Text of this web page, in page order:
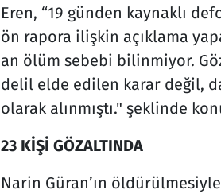
Eren, “19 günden kaynaklı
ön rapora ilişkin açıklama
an ölüm sebebi bilinmiyor.
delil elde edilen karar değil,
olarak alınmıştı." şeklinde
23 KİŞİ GÖZALTINDA
Narin Güran’ın